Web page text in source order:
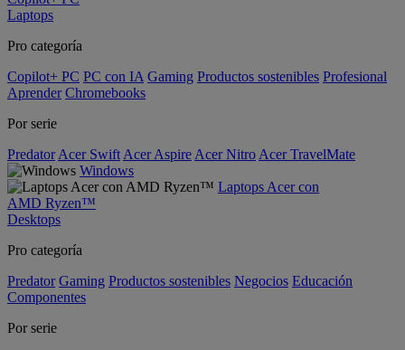
Laptops
Pro categoría
Copilot+ PC PC con IA Gaming Productos sostenibles Profesional
Aprender Chromebooks
Por serie
Predator Acer Swift Acer Aspire Acer Nitro Acer TravelMate
Windows
Laptops Acer con
AMD Ryzen™
Desktops
Pro categoría
Predator Gaming Productos sostenibles Negocios Educación
Componentes
Por serie